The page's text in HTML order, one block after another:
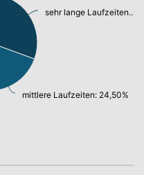
sehr lange Laufzeiten: 29,34%
mittlere Laufzeiten: 24,50%